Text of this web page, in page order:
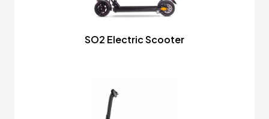
SO2 Electric Scooter